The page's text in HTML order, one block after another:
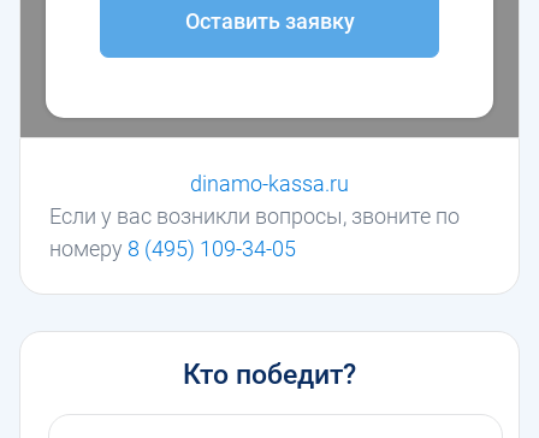
Оставить заявку
Если у вас возникли вопросы, звоните по
номеру 8 (495) 109-34-05
dinamo-kassa.ru
Кто победит?